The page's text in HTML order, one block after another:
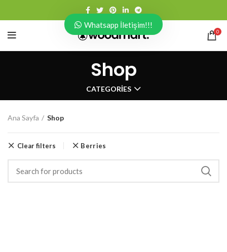
0
Shop
CATEGORIES
Ana Sayfa Shop
Clear filters Berries
Whatsapp İletişim!!!